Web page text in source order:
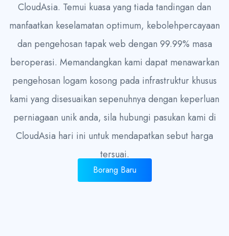
CloudAsia. Temui kuasa yang tiada tandingan dan
manfaatkan keselamatan optimum, kebolehpercayaan
dan pengehosan tapak web dengan 99.99% masa
beroperasi. Memandangkan kami dapat menawarkan
pengehosan logam kosong pada infrastruktur khusus
kami yang disesuaikan sepenuhnya dengan keperluan
perniagaan unik anda, sila hubungi pasukan kami di
CloudAsia hari ini untuk mendapatkan sebut harga
tersuai.
Borang Baru